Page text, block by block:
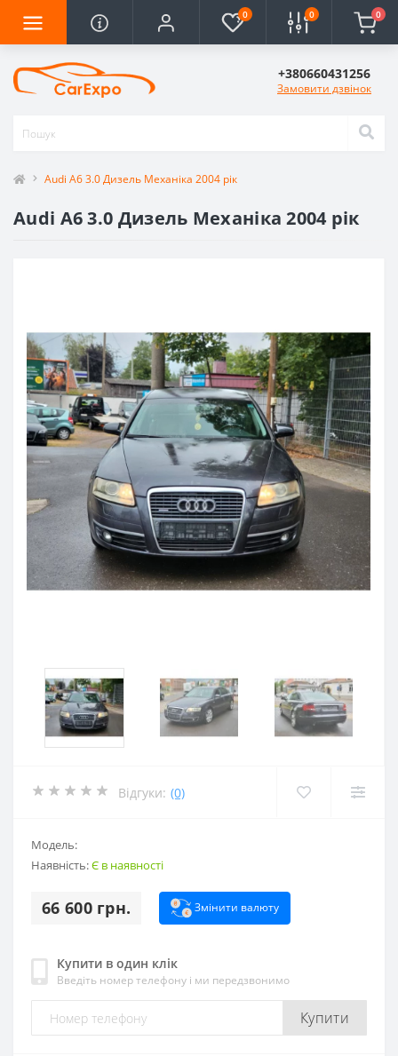
0 0 0
+380660431256
Замовити дзвінок
Audi A6 3.0 Дизель Механіка 2004 рік
Audi A6 3.0 Дизель Механіка 2004 рік
Відгуки: (0)
Модель:
Наявність:Є в наявності
66 600 грн. Змінити валюту
Купити в один клік
Введіть номер телефону і ми передзвонимо
Купити